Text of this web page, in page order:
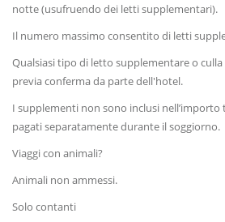
notte (usufruendo dei letti supplementari).
Il numero massimo consentito di letti
Qualsiasi tipo di letto supplementare o
previa conferma da parte dell'hotel.
I supplementi non sono inclusi nell’importo
pagati separatamente durante il soggiorno.
Viaggi con animali?
Animali non ammessi.
Solo contanti